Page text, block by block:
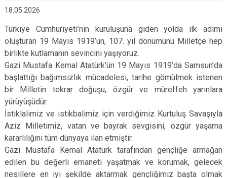
Çamlıdere
Çubuk
Elmadağ
Etimesgut
Evren
Gölbaşı
Güdül
Polatlı
Şereflikoçhisar
Sincan
Yenimahalle
18.05.2026
Türkiye Cumhuriyeti’nin kuruluşuna giden yolda ilk adımı
oluşturan 19 Mayıs 1919’un, 107. yıl dönümünü Milletçe hep
birlikte kutlamanın sevincini yaşıyoruz.
Gazi Mustafa Kemal Atatürk’ün 19 Mayıs 1919’da Samsun’da
başlattığı bağımsızlık mücadelesi, tarihe gömülmek istenen
bir Milletin tekrar doğuşu, özgür ve müreffeh yarınlara
yürüyüşüdür.
İstiklalimiz ve istikbalimiz için verdiğimiz Kurtuluş Savaşıyla
Aziz Milletimiz, vatan ve bayrak sevgisini, özgür yaşama
kararlılığını tüm dünyaya ilan etmiştir.
Gazi Mustafa Kemal Atatürk tarafından gençliğe armağan
edilen bu değerli emaneti yaşatmak ve korumak, gelecek
nesillere en iyi şekilde aktarmak gençliğimiz başta olmak